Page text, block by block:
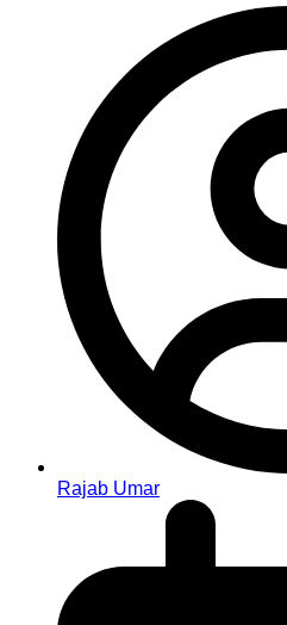
Rajab Umar